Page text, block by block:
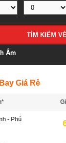
Âm
Giá Rẻ
- Phú